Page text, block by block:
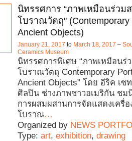
นิทรรศการ “ภาพเหมือนร่วม
โบราณวัตถุ" (Contemporary
Ancient Objects)
January 21, 2017 to March 18, 2017 –
Ceramics Museum
นิทรรศการพิเศษ “ภาพเหมือนร่
โบราณวัตถุ Contemporary
Ancient Objects” โดย อีริค เซ
ศิลปิน ช่างภาพชาวอเมริกัน ชม
การผสมผสานการจัดแสดงเครื่
โบราณ…
Organized by NEWS
Type: art, exhibition, drawing